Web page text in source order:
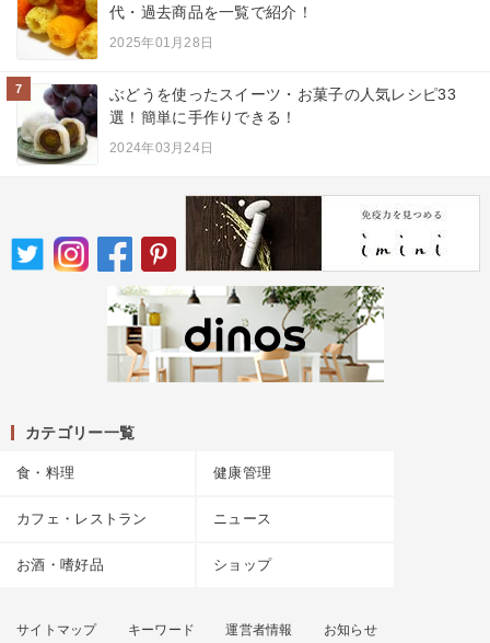
代・過去商品を一覧で紹介！
2025年01月28日
7
ぶどうを使ったスイーツ・お菓子の人気レシピ33
選！簡単に手作りできる！
2024年03月24日
カテゴリー一覧
食・料理 健康管理
カフェ・レストラン ニュース
お酒・嗜好品 ショップ
サイトマップ キーワード 運営者情報 お知らせ